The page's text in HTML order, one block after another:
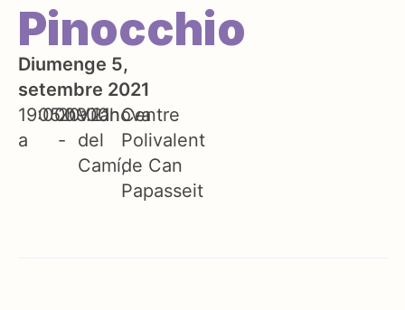
Pinocchio
Diumenge 5,
setembre 2021
19:00h
a
05.09.21
20:00h
-
Vilanova
del
Camí
Centre
Polivalent
de Can
Papasseit